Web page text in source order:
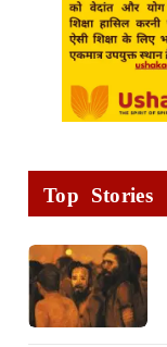
Top Stories